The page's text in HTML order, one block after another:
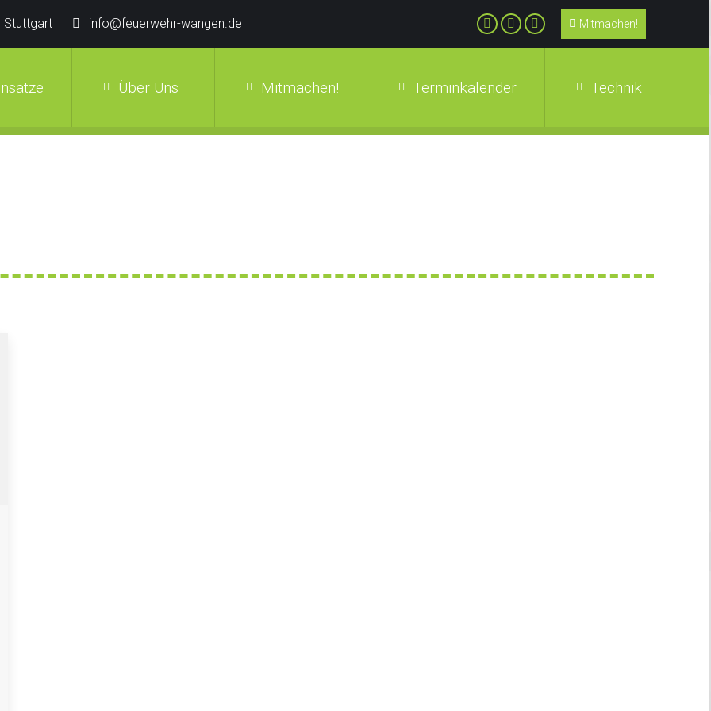
Stuttgart info@feuerwehr-wangen.de Mitmachen!
Über Uns Mitmachen! Terminkalender Technik